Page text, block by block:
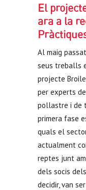
El
ara a la
Al maig
seus treballs
projecte
per experts
pollastre i de
primera fase
quals el
actualment
reptes junt
dels socis
decidir, van